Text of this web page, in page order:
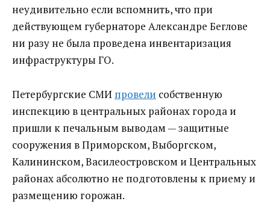
неудивительно если вспомнить, что при
действующем губернаторе Александре Беглове
ни разу не была проведена инвентаризация
инфраструктуры ГО.
Петербургские СМИ провели собственную
инспекцию в центральных районах города и
пришли к печальным выводам — защитные
сооружения в Приморском, Выборгском,
Калининском, Василеостровском и Центральных
районах абсолютно не подготовлены к приему и
размещению горожан.